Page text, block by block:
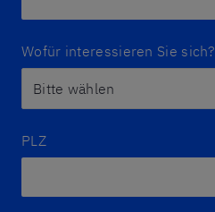
Wofür interessieren Sie sich?
PLZ